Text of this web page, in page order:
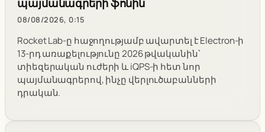
պայմանագրերի ֆոնին
08/08/2026, 0:15
Rocket Lab-ը հաջողությամբ ավարտել է Electron-ի
13-րդ առաքելությունը 2026 թվականին՝
տիեզերական ուժերի և iQPS-ի հետ նոր
պայմանագրերով, ինչը վերլուծաբանների
դրական.